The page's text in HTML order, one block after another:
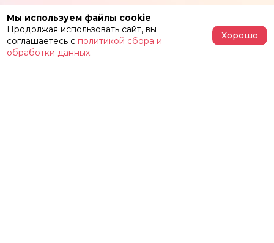
Мы используем файлы cookie.
Продолжая использовать сайт, вы
соглашаетесь с политикой сбора и
обработки данных.
Хорошо